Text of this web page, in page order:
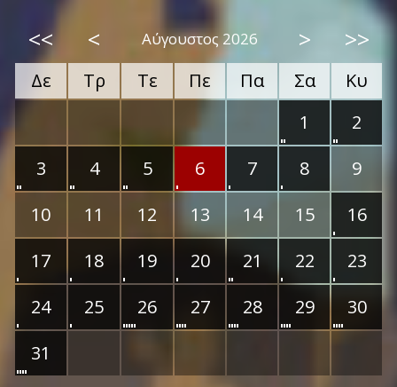
<< < Αύγουστος 2026 > >>
Δε Τρ Τε Πε Πα Σα
Κυ
1
2
3
4 5 6 7 8
9
10
11 12 13 14 15
16
17
18 19 20 21 22
23
24
25 26 27 28 29
30
31